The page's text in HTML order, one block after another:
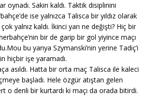
oynadı. Sakin kaldı. Taktik disiplinini
ise yalnızca Talisca bir yıldız olarak
yalnız kaldı. İkinci yarı ne değişti? Hiç bir
bir de garip bir gol yiyince maçı
bu yarıya Szymanski’nin yerine Tadiç’i
hiçbir işe yaramadı.
asıldı. Hatta bir orta maç Talisca ile kaleci
başladı. Hele özgür atıştan gelen
o denli bir kurtardı ki maçı da orada bitirdi.